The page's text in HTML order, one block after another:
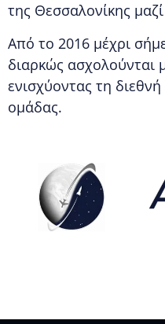
της Θεσσαλονίκης
Από το 2016 μέχρι
διαρκώς ασχολούνται
ενισχύοντας τη
ομάδας.